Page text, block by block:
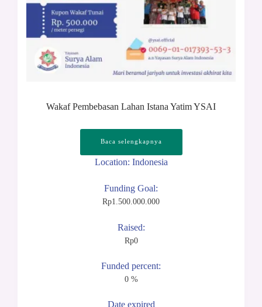
Wakaf Pembebasan Lahan Istana Yatim YSAI
Baca selengkapnya
Location: Indonesia
Funding Goal:
Rp1.500.000.000
Raised:
Rp0
Funded percent:
0 %
Date expired